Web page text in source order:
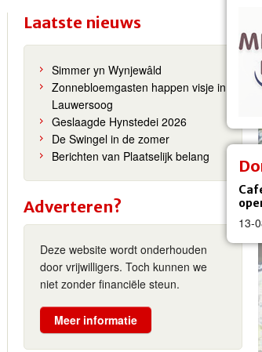
13-
Laatste nieuws
Simmer yn Wynjewâld
Zonnebloemgasten happen visje in
Lauwersoog
Geslaagde Hynstedei 2026
De Swingel in de zomer
Berichten van Plaatselijk belang
Adverteren?
Deze website wordt onderhouden
door vrijwilligers. Toch kunnen we
niet zonder financiële steun.
Meer informatie